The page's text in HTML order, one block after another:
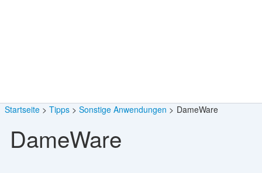
Startseite Tipps Sonstige Anwendungen DameWare
DameWare